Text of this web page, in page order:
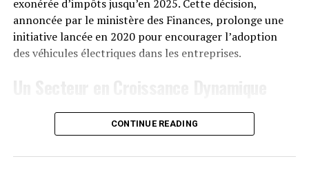
1299 euros. Cependant, une offre promotionnelle
« early bird » sera active du20 janvier au 23 février
2025, permettant aux acheteurs intéressés d’acquérir
le Solarbank 2 AC représente une avancée significative
exonérée d’impôts jusqu’en 2025. Cette décision,
annoncée par le ministère des Finances, prolonge une
initiative lancée en 2020 pour encourager l’adoption
des véhicules électriques dans les entreprises.
Cette prolongation intervient à un moment clé, alors
que le marché des voitures électriques continue
CONTINUE READING